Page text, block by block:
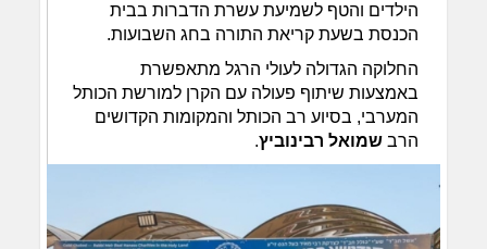
הילדים והטף לשמיעת עשרת הדברות בבית
הכנסת בשעת קריאת התורה בחג השבועות.
החלוקה הגדולה לעולי הרגל מתאפשרת
באמצעות שיתוף פעולה עם הקרן למורשת הכותל
המערבי, בסיוע רב הכותל והמקומות הקדושים
הרבשמואל רבינוביץ.